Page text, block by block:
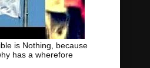
is Nothing, because
has a wherefore